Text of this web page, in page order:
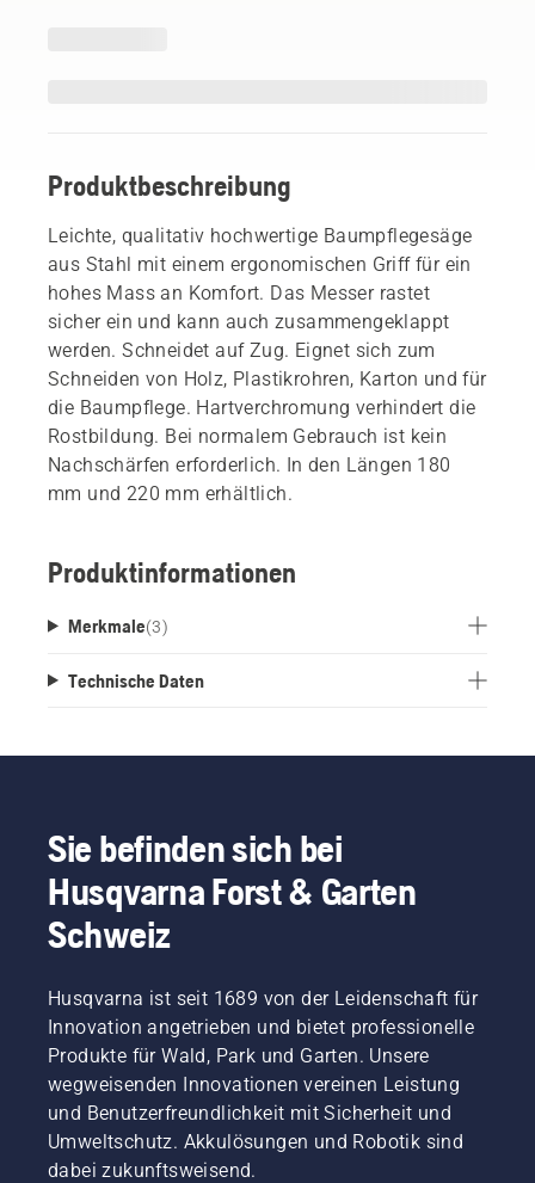
Produktbeschreibung
Leichte, qualitativ hochwertige Baumpflegesäge
aus Stahl mit einem ergonomischen Griff für ein
hohes Mass an Komfort. Das Messer rastet
sicher ein und kann auch zusammengeklappt
werden. Schneidet auf Zug. Eignet sich zum
Schneiden von Holz, Plastikrohren, Karton und für
die Baumpflege. Hartverchromung verhindert die
Rostbildung. Bei normalem Gebrauch ist kein
Nachschärfen erforderlich. In den Längen 180
mm und 220 mm erhältlich.
Produktinformationen
Merkmale(3)
Technische Daten
Sie befinden sich bei
Husqvarna Forst & Garten
Schweiz
Husqvarna ist seit 1689 von der Leidenschaft für
Innovation angetrieben und bietet professionelle
Produkte für Wald, Park und Garten. Unsere
wegweisenden Innovationen vereinen Leistung
und Benutzerfreundlichkeit mit Sicherheit und
Umweltschutz. Akkulösungen und Robotik sind
dabei zukunftsweisend.